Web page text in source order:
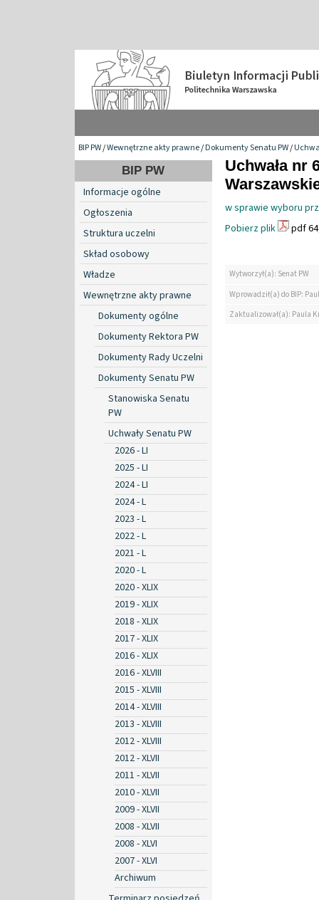
BIP PW/Wewnętrzne akty prawne/Dokumenty Senatu PW/
BIP PW
Informacje ogólne
Ogłoszenia
Struktura uczelni
Skład osobowy
Władze
Wewnętrzne akty prawne
Dokumenty ogólne
Dokumenty Rektora PW
Dokumenty Rady Uczelni
Dokumenty Senatu PW
Stanowiska Senatu
PW
Uchwały Senatu PW
2026 - LI
2025 - LI
2024 - LI
2024 - L
2023 - L
2022 - L
2021 - L
2020 - L
2020 - XLIX
2019 - XLIX
2018 - XLIX
2017 - XLIX
2016 - XLIX
2016 - XLVIII
2015 - XLVIII
2014 - XLVIII
2013 - XLVIII
2012 - XLVIII
2012 - XLVII
2011 - XLVII
2010 - XLVII
2009 - XLVII
2008 - XLVII
2008 - XLVI
2007 - XLVI
Archiwum
Uchwała nr
w sprawie wyboru
Pobierz plik
pdf
Wytworzył(a): Senat PW
Wprowadził(a) do BIP:
Zaktualizował(a): Paula